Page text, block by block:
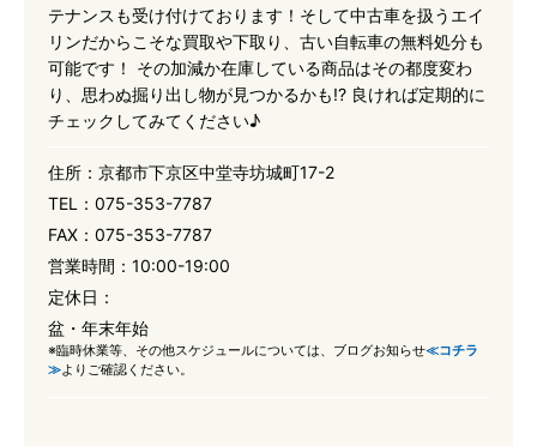
テナンスも受け付けております！そして中古車を扱うエイ
リンだからこそな買取や下取り、古い自転車の無料処分も
可能です！ その加減か在庫している商品はその都度変わ
り、思わぬ掘り出し物が見つかるかも!? 良ければ定期的に
チェックしてみてください♪
住所： 京都市下京区中堂寺坊城町17-2
TEL： 075-353-7787
FAX： 075-353-7787
営業時間： 10:00-19:00
定休日：
盆・年末年始
※臨時休業等、その他スケジュールについては、ブログお知らせ≪コチラ
≫よりご確認ください。